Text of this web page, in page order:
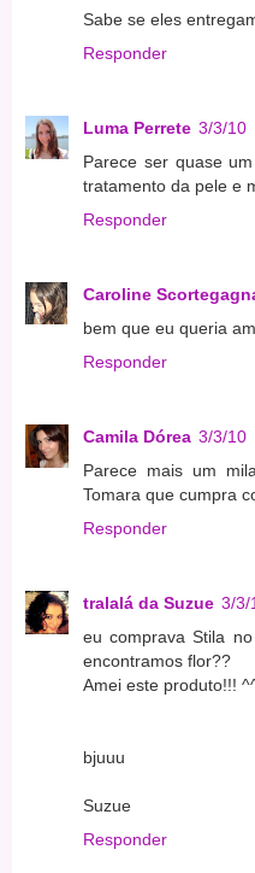
Sabe se eles
Responder
Luma Perrete 3/3/10
Parece ser quase
tratamento da pele e
Responder
Caroline
bem que eu queria
Responder
Camila Dórea 3/3/10
Parece mais um
Tomara que cumpra
Responder
tralalá da Suzue 3/3/
eu comprava Stila
encontramos flor??
Amei este produto!!!
bjuuu
Suzue
Responder